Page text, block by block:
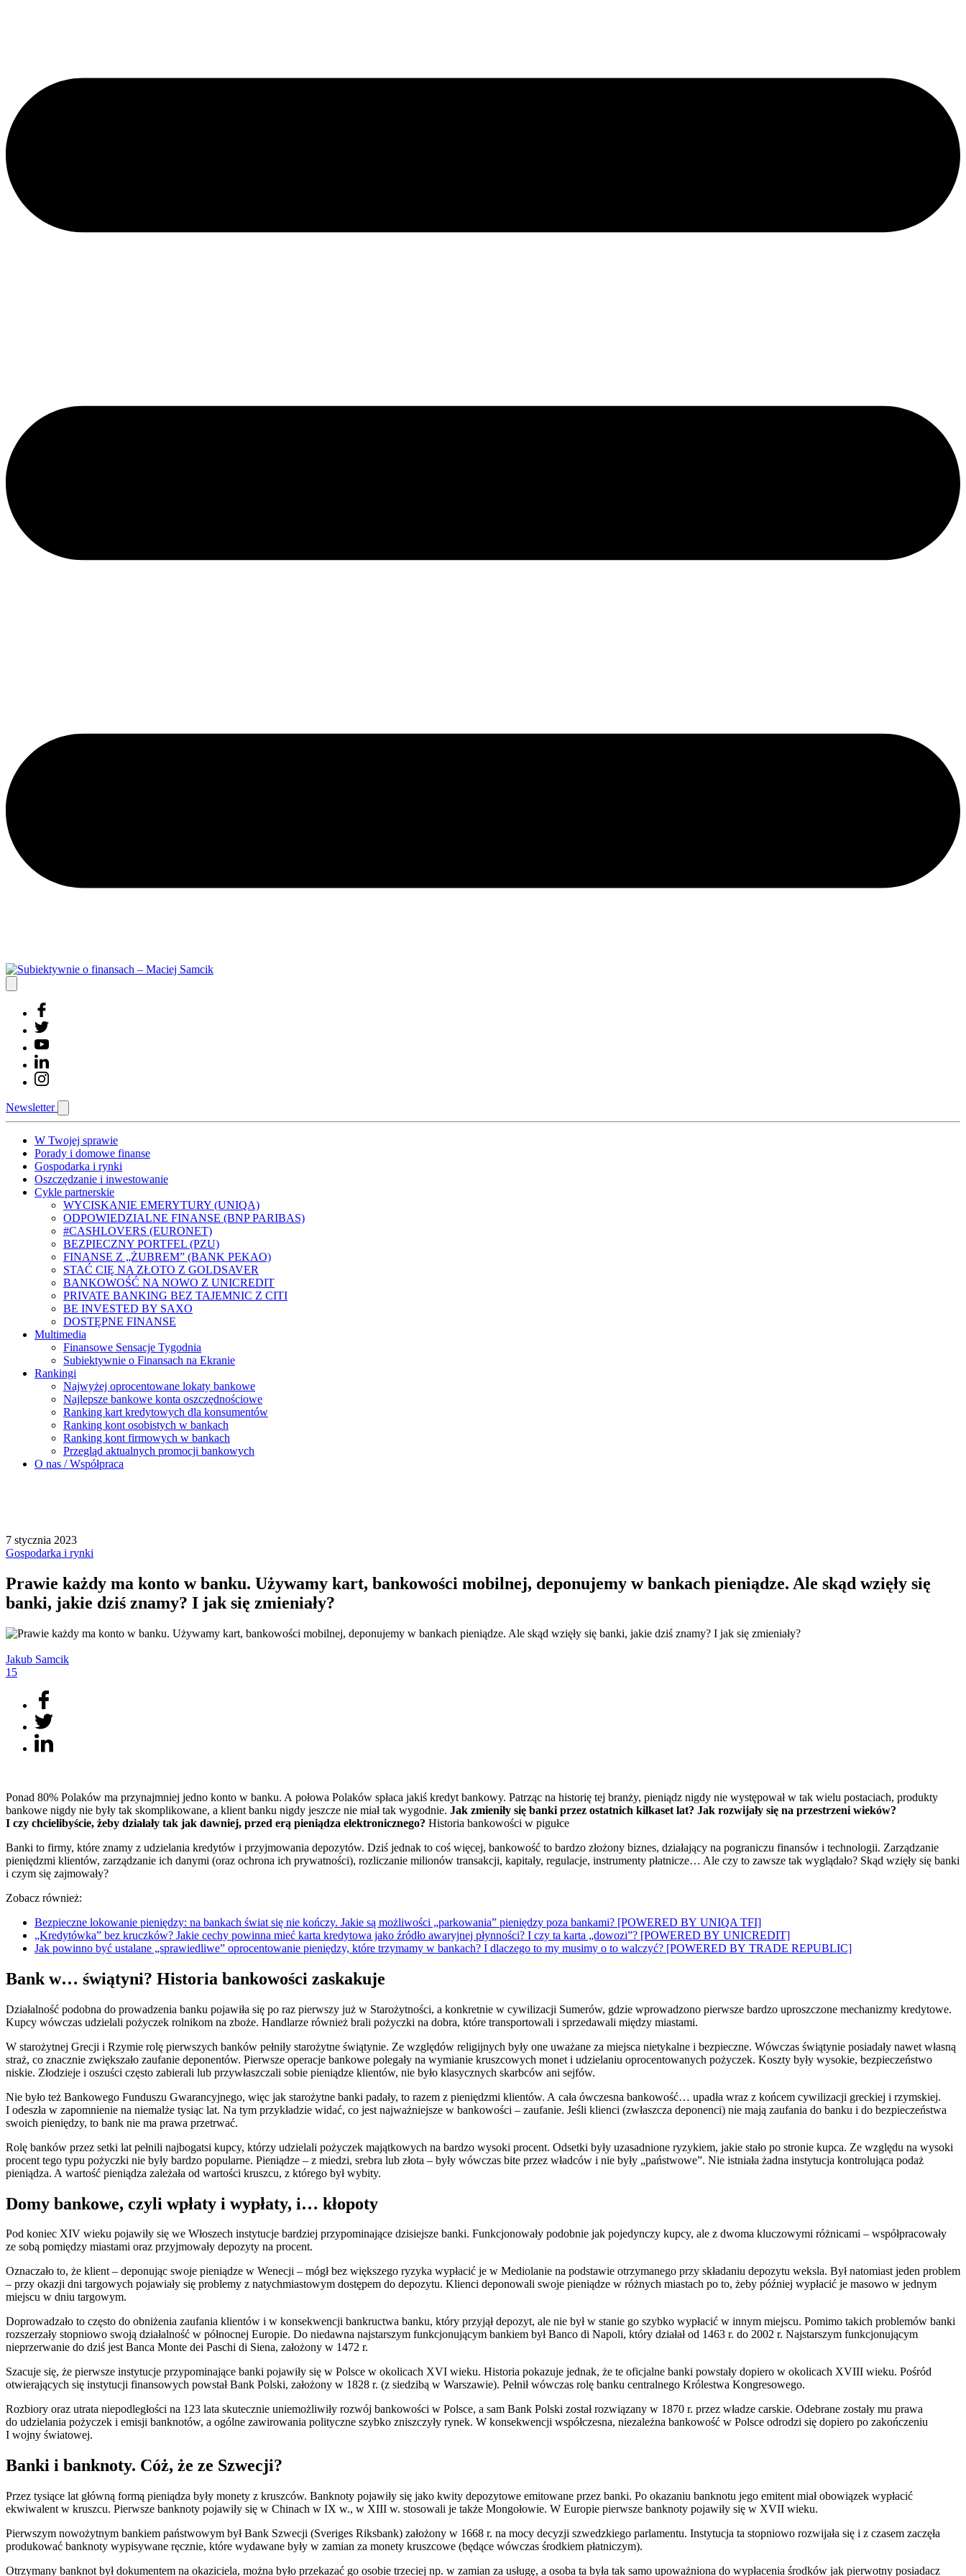
Newsletter
W Twojej sprawie
Porady i domowe finanse
Gospodarka i rynki
Oszczędzanie i inwestowanie
Cykle partnerskie
WYCISKANIE EMERYTURY (UNIQA)
ODPOWIEDZIALNE FINANSE (BNP PARIBAS)
#CASHLOVERS (EURONET)
BEZPIECZNY PORTFEL (PZU)
FINANSE Z „ŻUBREM” (BANK PEKAO)
STAĆ CIĘ NA ZŁOTO Z GOLDSAVER
BANKOWOŚĆ NA NOWO Z UNICREDIT
PRIVATE BANKING BEZ TAJEMNIC Z CITI
BE INVESTED BY SAXO
DOSTĘPNE FINANSE
Multimedia
Finansowe Sensacje Tygodnia
Subiektywnie o Finansach na Ekranie
Rankingi
Najwyżej oprocentowane lokaty bankowe
Najlepsze bankowe konta oszczędnościowe
Ranking kart kredytowych dla konsumentów
Ranking kont osobistych w bankach
Ranking kont firmowych w bankach
Przegląd aktualnych promocji bankowych
O nas / Współpraca
7 stycznia 2023
Gospodarka i rynki
Prawie każdy ma konto w banku. Używamy kart, bankowości mobilnej, deponujemy w bankach pieniądze. Ale skąd wzięły się
banki, jakie dziś znamy? I jak się zmieniały?
Jakub Samcik
15
Ponad 80% Polaków ma przynajmniej jedno konto w banku. A połowa Polaków spłaca jakiś kredyt bankowy. Patrząc na historię tej branży, pieniądz nigdy nie występował w tak wielu postaciach, produkty
bankowe nigdy nie były tak skomplikowane, a klient banku nigdy jeszcze nie miał tak wygodnie. Jak zmieniły się banki przez ostatnich kilkaset lat? Jak rozwijały się na przestrzeni wieków?
I czy chcielibyście, żeby działały tak jak dawniej, przed erą pieniądza elektronicznego? Historia bankowości w pigułce
Banki to firmy, które znamy z udzielania kredytów i przyjmowania depozytów. Dziś jednak to coś więcej, bankowość to bardzo złożony biznes, działający na pograniczu finansów i technologii. Zarządzanie
pieniędzmi klientów, zarządzanie ich danymi (oraz ochrona ich prywatności), rozliczanie milionów transakcji, kapitały, regulacje, instrumenty płatnicze… Ale czy to zawsze tak wyglądało? Skąd wzięły się banki
i czym się zajmowały?
Zobacz również:
Bezpieczne lokowanie pieniędzy: na bankach świat się nie kończy. Jakie są możliwości „parkowania” pieniędzy poza bankami? [POWERED BY UNIQA TFI]
„Kredytówka” bez kruczków? Jakie cechy powinna mieć karta kredytowa jako źródło awaryjnej płynności? I czy ta karta „dowozi”? [POWERED BY UNICREDIT]
Jak powinno być ustalane „sprawiedliwe” oprocentowanie pieniędzy, które trzymamy w bankach? I dlaczego to my musimy o to walczyć? [POWERED BY TRADE REPUBLIC]
Bank w… świątyni? Historia bankowości zaskakuje
Działalność podobna do prowadzenia banku pojawiła się po raz pierwszy już w Starożytności, a konkretnie w cywilizacji Sumerów, gdzie wprowadzono pierwsze bardzo uproszczone mechanizmy kredytowe.
Kupcy wówczas udzielali pożyczek rolnikom na zboże. Handlarze również brali pożyczki na dobra, które transportowali i sprzedawali między miastami.
W starożytnej Grecji i Rzymie rolę pierwszych banków pełniły starożytne świątynie. Ze względów religijnych były one uważane za miejsca nietykalne i bezpieczne. Wówczas świątynie posiadały nawet własną
straż, co znacznie zwiększało zaufanie deponentów. Pierwsze operacje bankowe polegały na wymianie kruszcowych monet i udzielaniu oprocentowanych pożyczek. Koszty były wysokie, bezpieczeństwo
niskie. Złodzieje i oszuści często zabierali lub przywłaszczali sobie pieniądze klientów, nie było klasycznych skarbców ani sejfów.
Nie było też Bankowego Funduszu Gwarancyjnego, więc jak starożytne banki padały, to razem z pieniędzmi klientów. A cała ówczesna bankowość… upadła wraz z końcem cywilizacji greckiej i rzymskiej.
I odeszła w zapomnienie na niemalże tysiąc lat. Na tym przykładzie widać, co jest najważniejsze w bankowości – zaufanie. Jeśli klienci (zwłaszcza deponenci) nie mają zaufania do banku i do bezpieczeństwa
swoich pieniędzy, to bank nie ma prawa przetrwać.
Rolę banków przez setki lat pełnili najbogatsi kupcy, którzy udzielali pożyczek majątkowych na bardzo wysoki procent. Odsetki były uzasadnione ryzykiem, jakie stało po stronie kupca. Ze względu na wysoki
procent tego typu pożyczki nie były bardzo popularne. Pieniądze – z miedzi, srebra lub złota – były wówczas bite przez władców i nie były „państwowe”. Nie istniała żadna instytucja kontrolująca podaż
pieniądza. A wartość pieniądza zależała od wartości kruszcu, z którego był wybity.
Domy bankowe, czyli wpłaty i wypłaty, i… kłopoty
Pod koniec XIV wieku pojawiły się we Włoszech instytucje bardziej przypominające dzisiejsze banki. Funkcjonowały podobnie jak pojedynczy kupcy, ale z dwoma kluczowymi różnicami – współpracowały
ze sobą pomiędzy miastami oraz przyjmowały depozyty na procent.
Oznaczało to, że klient – deponując swoje pieniądze w Wenecji – mógł bez większego ryzyka wypłacić je w Mediolanie na podstawie otrzymanego przy składaniu depozytu weksla. Był natomiast jeden problem
– przy okazji dni targowych pojawiały się problemy z natychmiastowym dostępem do depozytu. Klienci deponowali swoje pieniądze w różnych miastach po to, żeby później wypłacić je masowo w jednym
miejscu w dniu targowym.
Doprowadzało to często do obniżenia zaufania klientów i w konsekwencji bankructwa banku, który przyjął depozyt, ale nie był w stanie go szybko wypłacić w innym miejscu. Pomimo takich problemów banki
rozszerzały stopniowo swoją działalność w północnej Europie. Do niedawna najstarszym funkcjonującym bankiem był Banco di Napoli, który działał od 1463 r. do 2002 r. Najstarszym funkcjonującym
nieprzerwanie do dziś jest Banca Monte dei Paschi di Siena, założony w 1472 r.
Szacuje się, że pierwsze instytucje przypominające banki pojawiły się w Polsce w okolicach XVI wieku. Historia pokazuje jednak, że te oficjalne banki powstały dopiero w okolicach XVIII wieku. Pośród
otwierających się instytucji finansowych powstał Bank Polski, założony w 1828 r. (z siedzibą w Warszawie). Pełnił wówczas rolę banku centralnego Królestwa Kongresowego.
Rozbiory oraz utrata niepodległości na 123 lata skutecznie uniemożliwiły rozwój bankowości w Polsce, a sam Bank Polski został rozwiązany w 1870 r. przez władze carskie. Odebrane zostały mu prawa
do udzielania pożyczek i emisji banknotów, a ogólne zawirowania polityczne szybko zniszczyły rynek. W konsekwencji współczesna, niezależna bankowość w Polsce odrodzi się dopiero po zakończeniu
I wojny światowej.
Banki i banknoty. Cóż, że ze Szwecji?
Przez tysiące lat główną formą pieniądza były monety z kruszców. Banknoty pojawiły się jako kwity depozytowe emitowane przez banki. Po okazaniu banknotu jego emitent miał obowiązek wypłacić
ekwiwalent w kruszcu. Pierwsze banknoty pojawiły się w Chinach w IX w., w XIII w. stosowali je także Mongołowie. W Europie pierwsze banknoty pojawiły się w XVII wieku.
Pierwszym nowożytnym bankiem państwowym był Bank Szwecji (Sveriges Riksbank) założony w 1668 r. na mocy decyzji szwedzkiego parlamentu. Instytucja ta stopniowo rozwijała się i z czasem zaczęła
produkować banknoty wypisywane ręcznie, które wydawane były w zamian za monety kruszcowe (będące wówczas środkiem płatniczym).
Otrzymany banknot był dokumentem na okaziciela, można było przekazać go osobie trzeciej np. w zamian za usługę, a osoba ta była tak samo upoważniona do wypłacenia środków jak pierwotny posiadacz